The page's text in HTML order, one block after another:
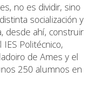
no es dividir, sino
socialización y
desde ahí, construir
Politécnico,
de Ames y el
250 alumnos en